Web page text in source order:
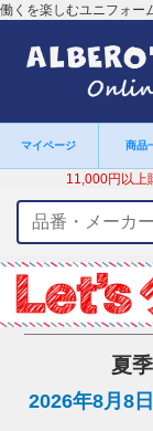
働くを楽しむユニフォー
マイページ 商品
11,000円以上
ー
ワ
ー
ド
夏
2026年8月8